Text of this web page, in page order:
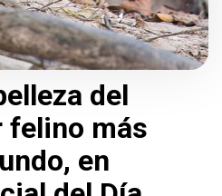
del
felino más
en